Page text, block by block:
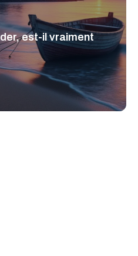
est-il vraiment